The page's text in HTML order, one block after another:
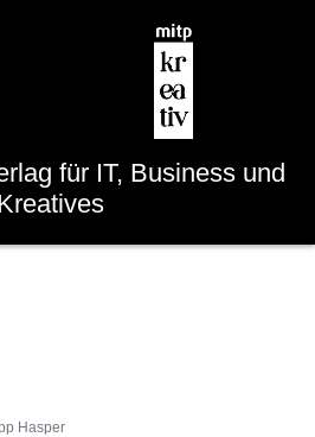
für IT, Business und
Hasper